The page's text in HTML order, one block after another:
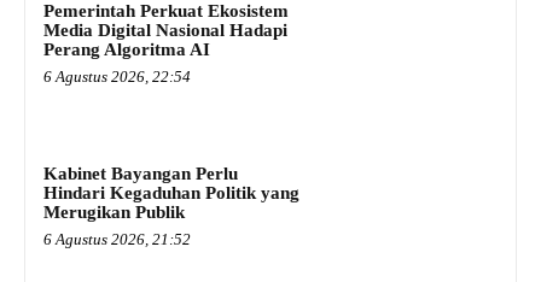
Pemerintah Perkuat Ekosistem
Media Digital Nasional Hadapi
Perang Algoritma AI
6 Agustus 2026, 22:54
Kabinet Bayangan Perlu
Hindari Kegaduhan Politik yang
Merugikan Publik
6 Agustus 2026, 21:52